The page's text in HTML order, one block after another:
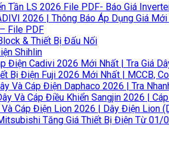
Tần LS 2026 File PDF- Báo Giá
2026 | Thông Báo Áp Dụng Giá
File PDF
& Thiết Bị Đấu Nối
Shihlin
Điện Cadivi 2026 Mới Nhất | Tra Giá
Bị Điện Fuji 2026 Mới Nhất | MCCB,
Và Cáp Điện Daphaco 2026 | Tra
Và Cáp Điều Khiển Sangjin 2026 |
Và Cáp Điện Lion 2026 | Dây Điện Lion
Tăng Giá Thiết Bị Điện Từ